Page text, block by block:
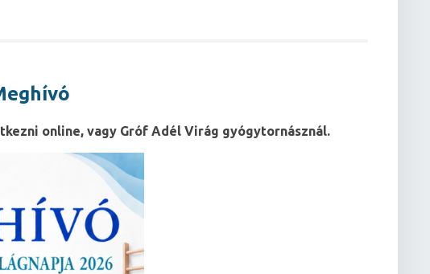
online, vagy Gróf Adél Virág gyógytornásznál.